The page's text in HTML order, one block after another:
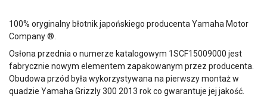
100% oryginalny błotnik japońskiego producenta Yamaha Motor
Company ®.
Osłona przednia o numerze katalogowym 1SCF15009000 jest
fabrycznie nowym elementem zapakowanym przez producenta.
Obudowa przód była wykorzystywana na pierwszy montaż w
quadzie Yamaha Grizzly 300 2013 rok co gwarantuje jej jakość.